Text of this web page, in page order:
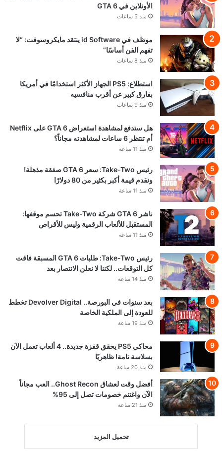
الأونلاين في GTA 6
منذ 5 ساعات
موظف في id Software ينتقد مايكروسوفت: “لا
تفهم الفن أساسًا”
منذ 8 ساعات
استطلاع: PS5 الجهاز الأكثر استخدامًا في أمريكا
بفارق كبير عن أقرب منافسيه
منذ 9 ساعات
هل ستدفع لمشاهدة استعراض GTA 6 على Netflix
أم تنتظر 6 ساعات لمشاهدته مجاناً؟
منذ 11 ساعة
رئيس Take-Two: سعر GTA 6 صفقة مذهلة!
ونقدم قيمة أكبر بكثير من 80 دولارًا
منذ 11 ساعة
ناشر GTA 6 شركة Take-Two تحسم موقفها:
المستقبل للألعاب الرقمية وليس للأقراص
منذ 11 ساعة
رئيس Take-Two: طلبات GTA 6 المسبقة فاقت
كل التوقعات.. لكننا لا نعلن الانتصار بعد
منذ 14 ساعة
بعد سنوات في البورصة.. Devolver Digital تخطط
للعودة إلى الملكية الخاصة
منذ 19 ساعة
محاكي PS5 يحقق قفزة جديدة.. 4 ألعاب تعمل الآن
بسلاسة تامة! ظاهريًا
منذ 20 ساعة
أفضل وقت لعشاق Ghost Recon.. العب مجاناً
الآن واغتنم خصومات تصل إلى 95%
منذ 21 ساعة
تحميل المزيد